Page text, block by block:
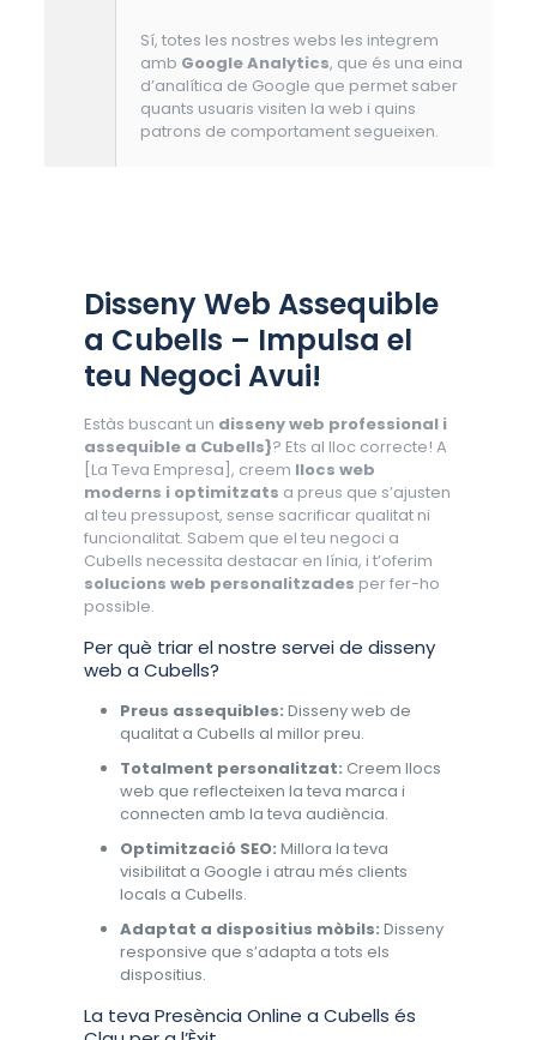
Sí, totes les nostres webs les integrem
amb Google Analytics, que és una eina
d’analítica de Google que permet saber
quants usuaris visiten la web i quins
patrons de comportament segueixen.
Disseny Web Assequible
a Cubells – Impulsa el
teu Negoci Avui!
Estàs buscant un disseny web professional i
assequible a Cubells}? Ets al lloc correcte! A
[La Teva Empresa], creem llocs web
moderns i optimitzats a preus que s’ajusten
al teu pressupost, sense sacrificar qualitat ni
funcionalitat. Sabem que el teu negoci a
Cubells necessita destacar en línia, i t’oferim
solucions web personalitzades per fer-ho
possible.
Per què triar el nostre servei de disseny
web a Cubells?
Preus assequibles: Disseny web de
qualitat a Cubells al millor preu.
Totalment personalitzat: Creem llocs
web que reflecteixen la teva marca i
connecten amb la teva audiència.
Optimització SEO: Millora la teva
visibilitat a Google i atrau més clients
locals a Cubells.
Adaptat a dispositius mòbils: Disseny
responsive que s’adapta a tots els
dispositius.
La teva Presència Online a Cubells és